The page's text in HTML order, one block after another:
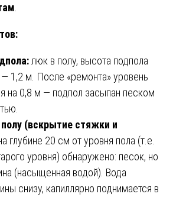
люк в полу, высота подпола
1,2 м. После «ремонта» уровень
на 0,8 м — подпол засыпан песком
(вскрытие стяжки и
глубине 20 см от уровня пола (т.е.
уровня) обнаружено: песок, но
(насыщенная водой). Вода
снизу, капиллярно поднимается в